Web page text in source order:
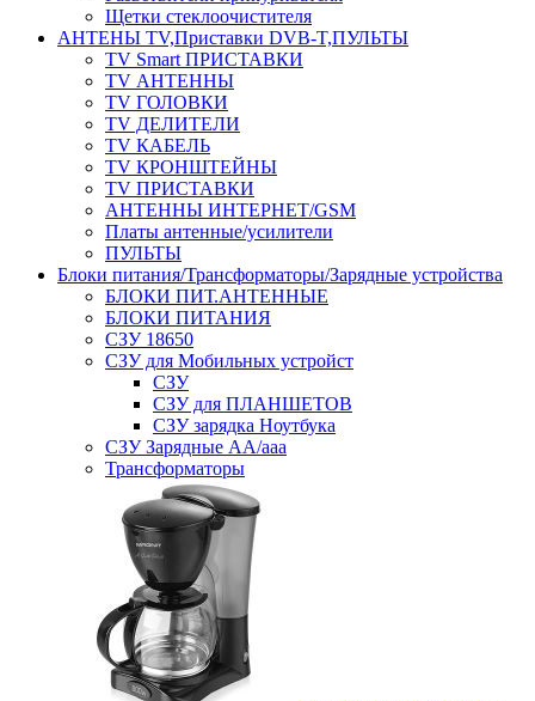
Щетки стеклоочистителя
АНТЕНЫ ТV,Приставки DVB-T,ПУЛЬТЫ
TV Smart ПРИСТАВКИ
TV АНТЕННЫ
TV ГОЛОВКИ
TV ДЕЛИТЕЛИ
TV КАБЕЛЬ
TV КРОНШТЕЙНЫ
TV ПРИСТАВКИ
АНТЕННЫ ИНТЕРНЕТ/GSM
Платы антенные/усилители
ПУЛЬТЫ
Блоки питания/Трансформаторы/Зарядные устройства
БЛОКИ ПИТ.АНТЕННЫЕ
БЛОКИ ПИТАНИЯ
СЗУ 18650
СЗУ для Мобильных устройст
СЗУ
СЗУ для ПЛАНШЕТОВ
СЗУ зарядка Ноутбука
СЗУ Зарядные АА/ааа
Трансформаторы